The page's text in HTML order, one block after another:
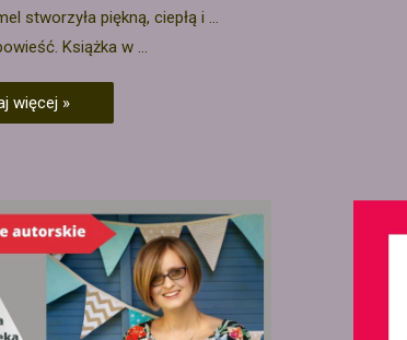
stworzyła piękną, ciepłą i …
Książka w …
więcej »